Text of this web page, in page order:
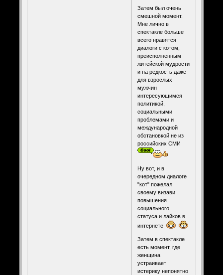
Затем был очень
смешной момент.
Мне лично в
спектакле больше
всего нравятся
диалоги с котом,
преисполненным
житейской мудрости
и на редкость даже
для взрослых
мужчин
интересующимся
политикой,
социальными
проблемами и
международной
обстановкой не из
российских СМИ
Ну вот, и в
очередном диалоге
"кот" пожелал
своему визави
повышения
социального
статуса и лайков в
интернете
Затем в спектакле
есть момент, где
женщина
устраивает
истерику непонятно